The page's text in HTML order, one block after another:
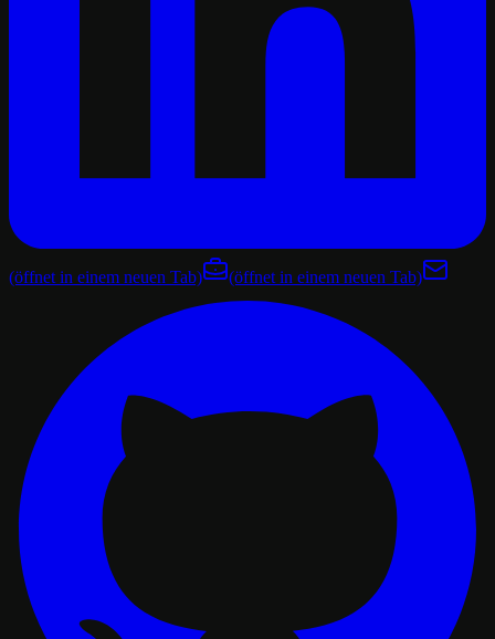
(öffnet in einem neuen Tab) (öffnet in einem neuen Tab)